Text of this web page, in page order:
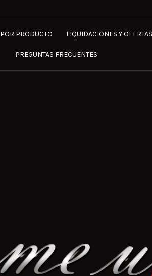
POR PRODUCTO LIQUIDACIONES Y OFERTAS
PREGUNTAS FRECUENTES